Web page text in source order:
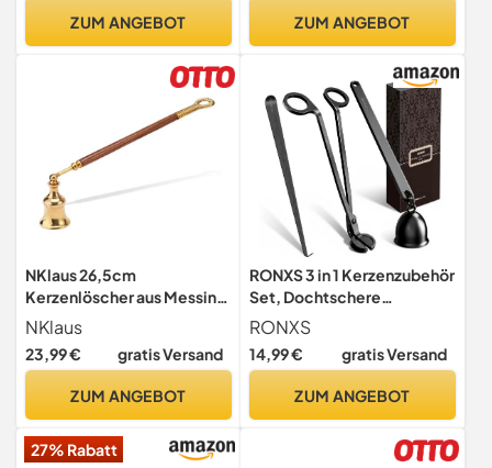
ZUM ANGEBOT
Kerzenwerkzeug Für Kerzen
Extinguisher Schwarz
ZUM ANGEBOT
NKlaus 26,5cm
Kerzenlöscher aus Messing
mit Holzgriff Kerzen
Zubehör Dochtlöscher
bewegliche Kopf 11649
NKlaus
23,99 € gratis Versand
ZUM ANGEBOT
RONXS 3 in 1 Kerzenzubehör
Set, Dochtschere
Kerzenlöscher und Docht-
Dipper
RONXS
14,99 € gratis Versand
ZUM ANGEBOT
27% Rabatt